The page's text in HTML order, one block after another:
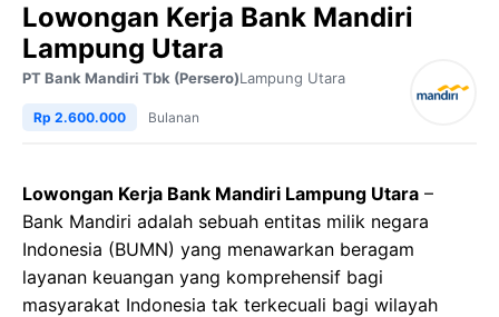
Lowongan Kerja Bank Mandiri
Lampung Utara
PT Bank Mandiri Tbk (Persero)Lampung Utara
Rp 2.600.000 Bulanan
Lowongan Kerja Bank Mandiri Lampung Utara –
Bank Mandiri adalah sebuah entitas milik negara
Indonesia (BUMN) yang menawarkan beragam
layanan keuangan yang komprehensif bagi
masyarakat Indonesia tak terkecuali bagi wilayah